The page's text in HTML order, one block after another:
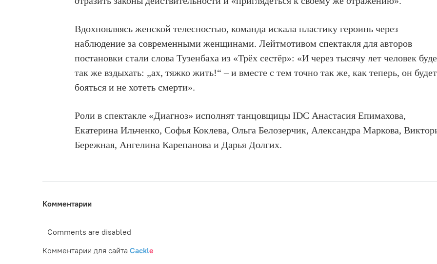
Вдохновляясь женской телесностью, команда искала пластику героинь через
наблюдение за современными женщинами. Лейтмотивом спектакля для авторов
постановки стали слова Тузенбаха из «Трёх сестёр»: «И через тысячу лет человек
так же вздыхать: „ах, тяжко жить!“ – и вместе с тем точно так же, как теперь, он будет
бояться и не хотеть смерти».
Роли в спектакле «Диагноз» исполнят танцовщицы IDC Анастасия Епимахова,
Екатерина Ильченко, Софья Коклева, Ольга Белозерчик, Александра Маркова,
Бережная, Ангелина Карепанова и Дарья Долгих.
Комментарии
Comments are disabled
Комментарии для сайта Cackle